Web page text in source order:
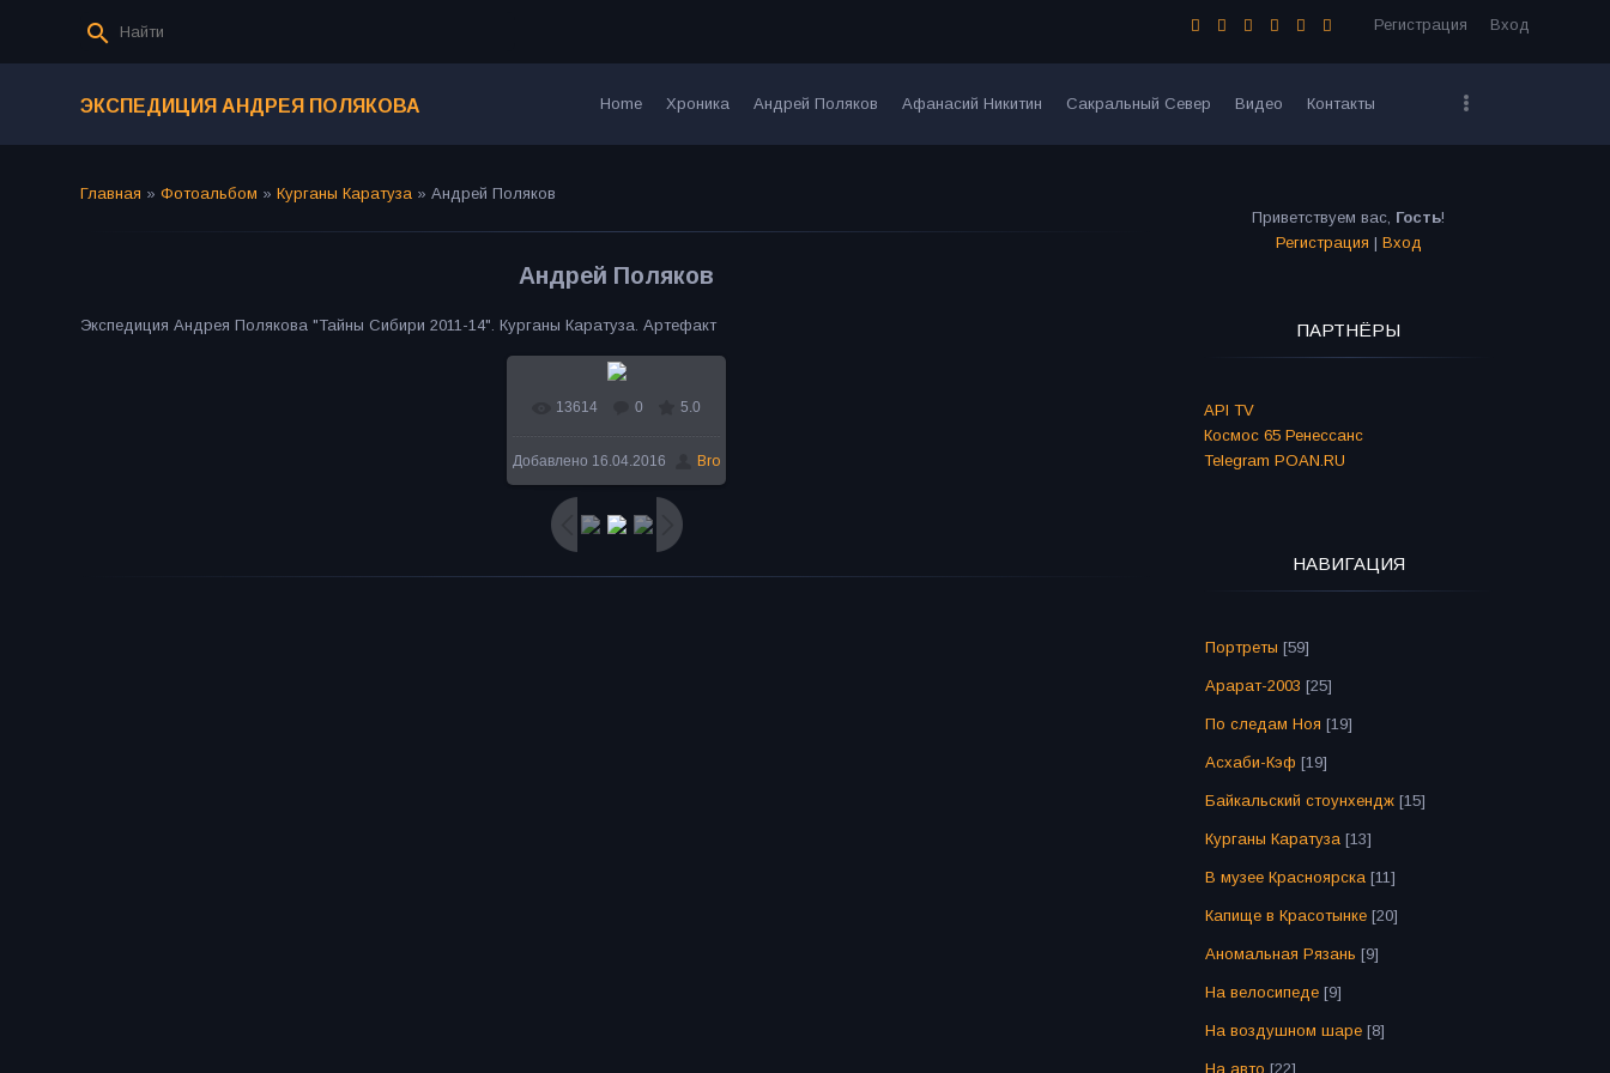
Регистрация Вход
ЭКСПЕДИЦИЯ АНДРЕЯ ПОЛЯКОВА Home Хроника Андрей Поляков Афанасий Никитин Сакральный Север Видео Контакты
Главная » Фотоальбом » Курганы Каратуза » Андрей Поляков
Андрей Поляков
Экспедиция Андрея Полякова "Тайны Сибири 2011-14". Курганы Каратуза. Артефакт
В реальном размере
600x399/ 87.4Kb
13614 0 5.0
Добавлено 16.04.2016 Bro
Приветствуем вас, Гость!
Регистрация | Вход
ПАРТНЁРЫ
API TV
Космос 65 Ренессанс
Telegram POAN.RU
НАВИГАЦИЯ
Портреты [59]
Арарат-2003 [25]
По следам Ноя [19]
Асхаби-Кэф [19]
Байкальский стоунхендж [15]
Курганы Каратуза [13]
В музее Красноярска [11]
Капище в Красотынке [20]
Аномальная Рязань [9]
На велосипеде [9]
На воздушном шаре [8]
На авто [22]